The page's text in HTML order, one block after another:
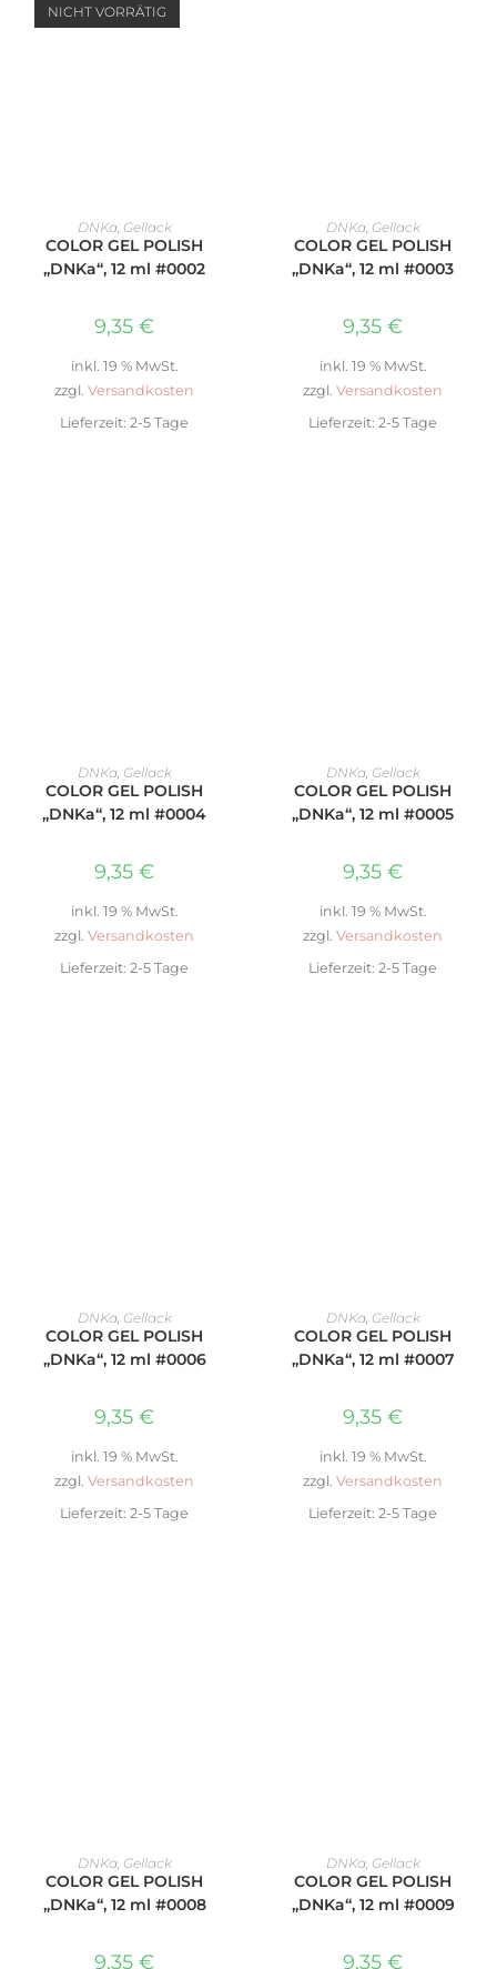
NICHT VORRÄTIG
WEITERLESEN
DNKa, Gellack
COLOR GEL POLISH
„DNKa“, 12 ml #0002
9,35 €
inkl. 19 % MwSt.
zzgl. Versandkosten
Lieferzeit: 2-5 Tage
IN DEN WARENKORB
DNKa, Gellack
COLOR GEL POLISH
„DNKa“, 12 ml #0003
9,35 €
inkl. 19 % MwSt.
zzgl. Versandkosten
Lieferzeit: 2-5 Tage
IN DEN WARENKORB
DNKa, Gellack
COLOR GEL POLISH
„DNKa“, 12 ml #0004
9,35 €
inkl. 19 % MwSt.
zzgl. Versandkosten
Lieferzeit: 2-5 Tage
IN DEN WARENKORB
DNKa, Gellack
COLOR GEL POLISH
„DNKa“, 12 ml #0005
9,35 €
inkl. 19 % MwSt.
zzgl. Versandkosten
Lieferzeit: 2-5 Tage
IN DEN WARENKORB
DNKa, Gellack
COLOR GEL POLISH
„DNKa“, 12 ml #0006
9,35 €
inkl. 19 % MwSt.
zzgl. Versandkosten
Lieferzeit: 2-5 Tage
IN DEN WARENKORB
DNKa, Gellack
COLOR GEL POLISH
„DNKa“, 12 ml #0007
9,35 €
inkl. 19 % MwSt.
zzgl. Versandkosten
Lieferzeit: 2-5 Tage
IN DEN WARENKORB
DNKa, Gellack
COLOR GEL POLISH
„DNKa“, 12 ml #0008
9,35 €
IN DEN WARENKORB
DNKa, Gellack
COLOR GEL POLISH
„DNKa“, 12 ml #0009
9,35 €